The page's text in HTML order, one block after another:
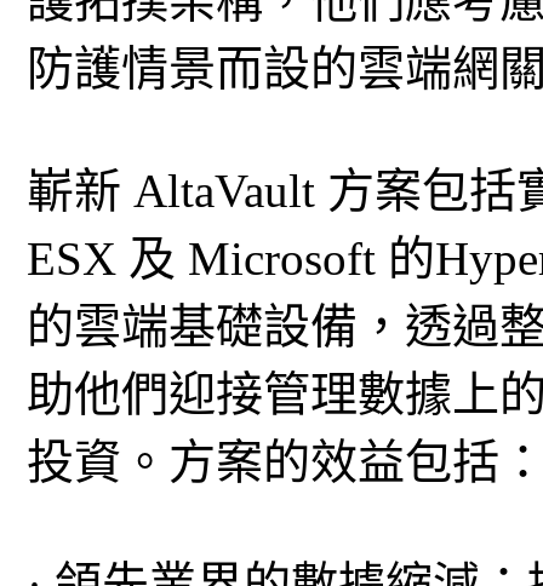
防護情景而設的雲端網
嶄新 AltaVault 方案包括
ESX 及 Microsoft 的
的雲端基礎設備，透過
助他們迎接管理數據上
投資。方案的效益包括